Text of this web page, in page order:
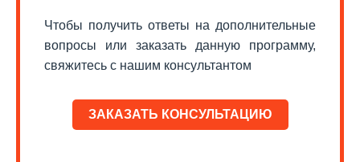
Чтобы получить ответы на дополнительные
вопросы или заказать данную программу,
свяжитесь с нашим консультантом
ЗАКАЗАТЬ КОНСУЛЬТАЦИЮ